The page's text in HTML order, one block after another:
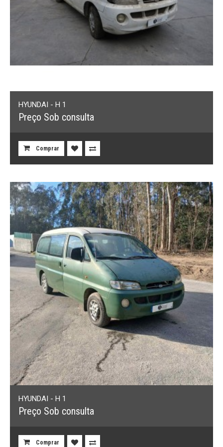
HYUNDAI - H 1
Preço Sob consulta
Comprar
HYUNDAI - H 1
Preço Sob consulta
Comprar